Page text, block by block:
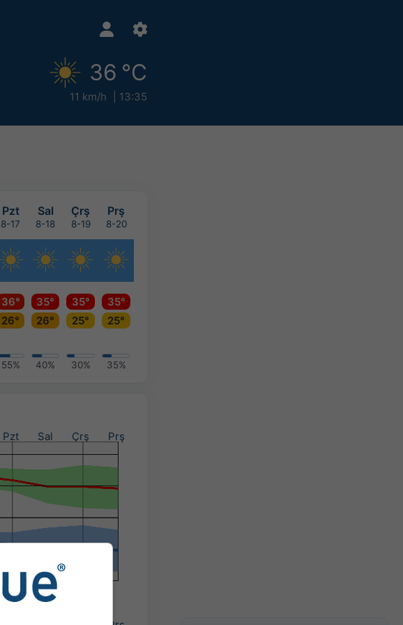
36 °C
11 km/h 13:35
Pzt Sal Çrş Prş
8-17 8-18 8-19 8-20
36° 35° 35°
35°
26° 26° 25°
25°
55% 40% 30% 35%
Pzt Sal Çrş Prş